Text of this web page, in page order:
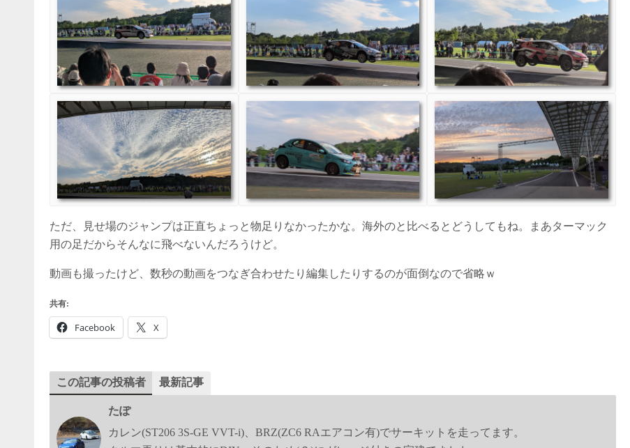
ただ、見せ場のジャンプは正直ちょっと物足りなかったかな。海外のと比べるとどうしてもね。まあターマック
用の足だからそんなに飛べないんだろうけど。
動画も撮ったけど、数秒の動画をつなぎ合わせたり編集したりするのが面倒なので省略ｗ
共有:
Facebook X
この記事の投稿者 最新記事
たぽ
カレン(ST206 3S-GE VVT-i)、BRZ(ZC6 RAエアコン有)でサーキットを走ってます。